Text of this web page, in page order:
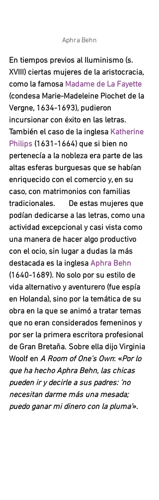
Aphra Behn
En tiempos previos al Iluminismo (s.
XVIII) ciertas mujeres de la aristocracia,
como la famosa Madame de La Fayette
(condesa Marie-Madeleine Piochet de la
Vergne, 1634-1693), pudieron
incursionar con éxito en las letras.
También el caso de la inglesa Katherine
Philips (1631-1664) que si bien no
pertenecía a la nobleza era parte de las
altas esferas burguesas que se habían
enriquecido con el comercio y, en su
caso, con matrimonios con familias
tradicionales. 	De estas mujeres que
podían dedicarse a las letras, como una
actividad excepcional y casi vista como
una manera de hacer algo productivo
con el ocio, sin lugar a dudas la más
destacada es la inglesa Aphra Behn
(1640-1689). No solo por su estilo de
vida alternativo y aventurero (fue espía
en Holanda), sino por la temática de su
obra en la que se animó a tratar temas
que no eran considerados femeninos y
por ser la primera escritora profesional
de Gran Bretaña. Sobre ella dijo Virginia
Woolf en A Room of One’s Own: «Por lo
que ha hecho Aphra Behn, las chicas
pueden ir y decirle a sus padres: ‘no
necesitan darme más una mesada;
puedo ganar mi dinero con la pluma’».